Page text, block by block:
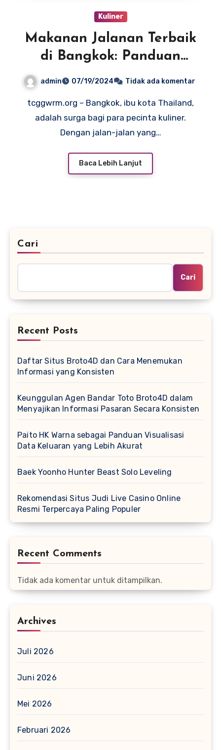
Kuliner
Makanan Jalanan Terbaik
di Bangkok: Panduan
admin 07/19/2024 Tidak ada komentar
tcggwrm.org – Bangkok, ibu kota Thailand,
adalah surga bagi para pecinta kuliner.
Dengan jalan-jalan yang…
Baca Lebih Lanjut
Cari
Cari
Recent Posts
Daftar Situs Broto4D dan Cara Menemukan
Informasi yang Konsisten
Keunggulan Agen Bandar Toto Broto4D dalam
Menyajikan Informasi Pasaran Secara Konsisten
Paito HK Warna sebagai Panduan Visualisasi
Data Keluaran yang Lebih Akurat
Baek Yoonho Hunter Beast Solo Leveling
Rekomendasi Situs Judi Live Casino Online
Resmi Terpercaya Paling Populer
Recent Comments
Tidak ada komentar untuk ditampilkan.
Archives
Juli 2026
Juni 2026
Mei 2026
Februari 2026